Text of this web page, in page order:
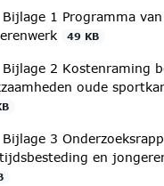
Bijlage 1 Programma
49 KB
Bijlage 2 Kostenraming
oude
Bijlage 3
en